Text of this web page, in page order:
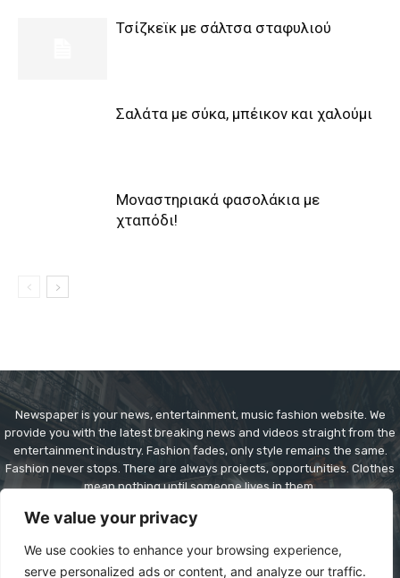
We value your privacy
We use cookies to enhance your browsing experience,
serve personalized ads or content, and analyze our traffic.
Τσίζκεϊκ με σάλτσα σταφυλιού
Σαλάτα με σύκα, μπέικον και χαλούμι
Μοναστηριακά φασολάκια με
χταπόδι!
Newspaper is your news, entertainment, music fashion website. We
provide you with the latest breaking news and videos straight from the
entertainment industry. Fashion fades, only style remains the same.
Fashion never stops. There are always projects, opportunities. Clothes
mean nothing until someone lives in them.
Contact us:contact@yoursite.com